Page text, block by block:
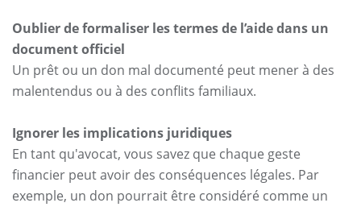
Oublier de formaliser les termes de l’aide dans un
document officiel
Un prêt ou un don mal documenté peut mener à des
malentendus ou à des conflits familiaux.
Ignorer les implications juridiques
En tant qu'avocat, vous savez que chaque geste
financier peut avoir des conséquences légales. Par
exemple, un don pourrait être considéré comme un